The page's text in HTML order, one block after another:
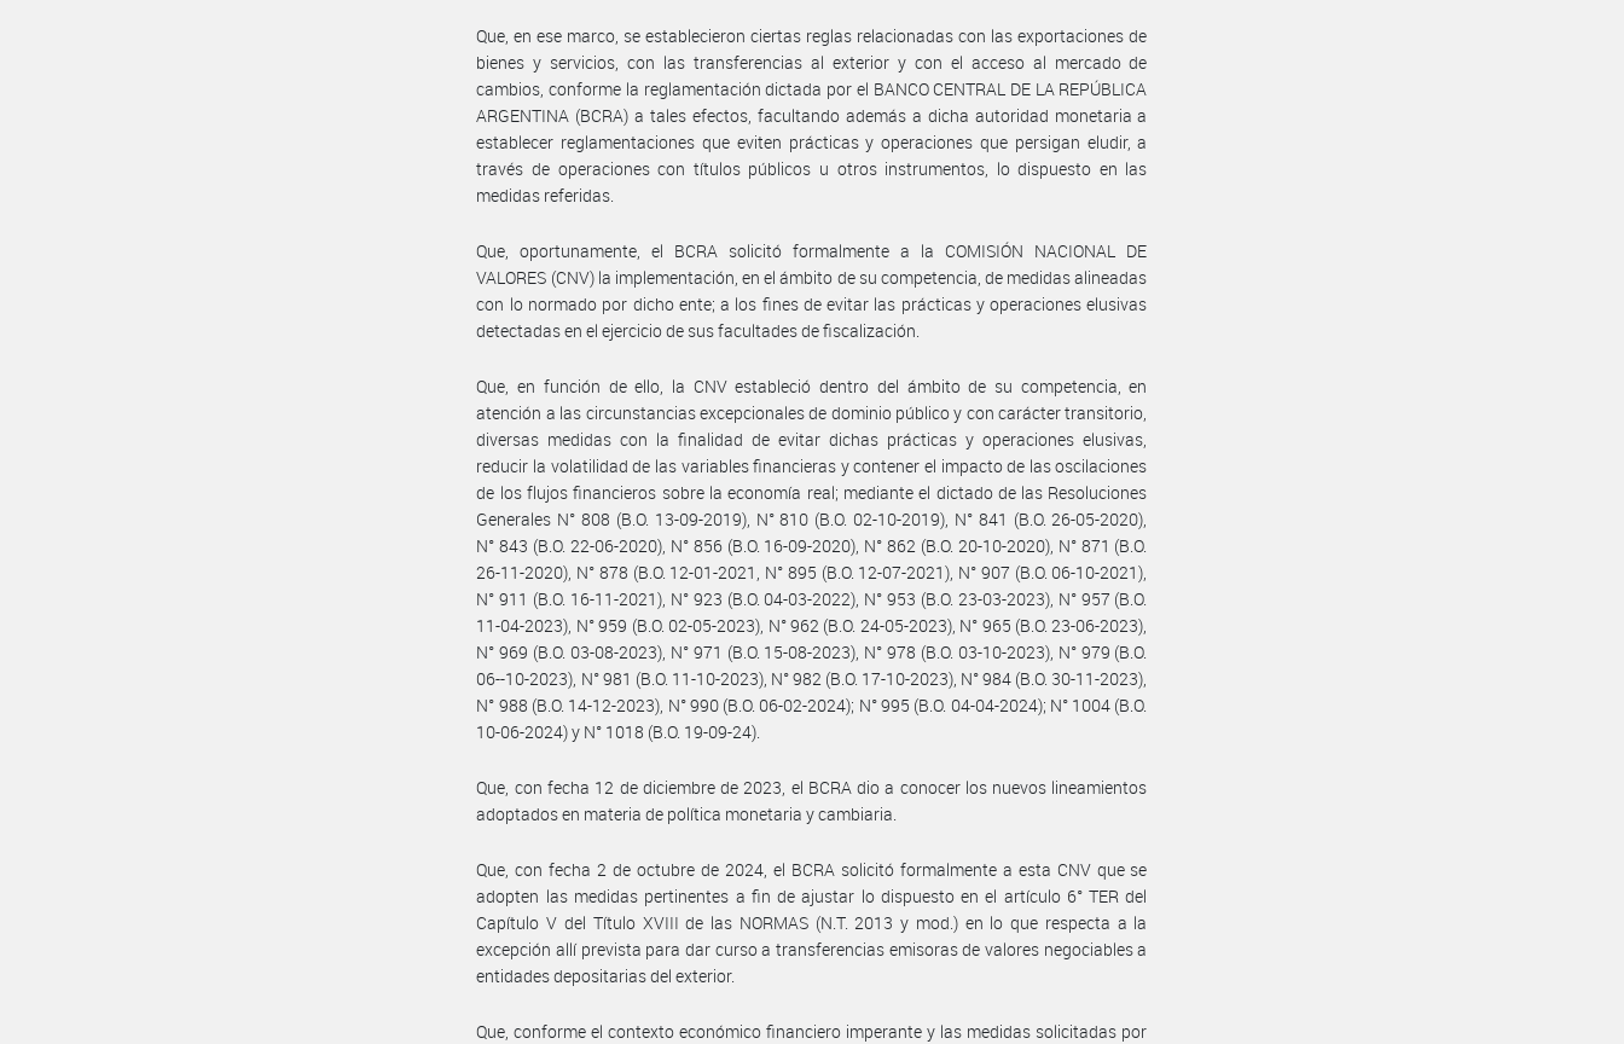
Que, en ese marco, se establecieron ciertas reglas relacionadas con las exportaciones de
bienes y servicios, con las transferencias al exterior y con el acceso al mercado de
cambios, conforme la reglamentación dictada por el BANCO CENTRAL DE LA REPÚBLICA
ARGENTINA (BCRA) a tales efectos, facultando además a dicha autoridad monetaria a
establecer reglamentaciones que eviten prácticas y operaciones que persigan eludir, a
través de operaciones con títulos públicos u otros instrumentos, lo dispuesto en las
medidas referidas.
Que, oportunamente, el BCRA solicitó formalmente a la COMISIÓN NACIONAL DE
VALORES (CNV) la implementación, en el ámbito de su competencia, de medidas alineadas
con lo normado por dicho ente; a los fines de evitar las prácticas y operaciones elusivas
detectadas en el ejercicio de sus facultades de fiscalización.
Que, en función de ello, la CNV estableció dentro del ámbito de su competencia, en
atención a las circunstancias excepcionales de dominio público y con carácter transitorio,
diversas medidas con la finalidad de evitar dichas prácticas y operaciones elusivas,
reducir la volatilidad de las variables financieras y contener el impacto de las oscilaciones
de los flujos financieros sobre la economía real; mediante el dictado de las Resoluciones
Generales N° 808 (B.O. 13-09-2019), N° 810 (B.O. 02-10-2019), N° 841 (B.O. 26-05-2020),
N° 843 (B.O. 22-06-2020), N° 856 (B.O. 16-09-2020), N° 862 (B.O. 20-10-2020), N° 871 (B.O.
26-11-2020), N° 878 (B.O. 12-01-2021, N° 895 (B.O. 12-07-2021), N° 907 (B.O. 06-10-2021),
N° 911 (B.O. 16-11-2021), N° 923 (B.O. 04-03-2022), N° 953 (B.O. 23-03-2023), N° 957 (B.O.
11-04-2023), N° 959 (B.O. 02-05-2023), N° 962 (B.O. 24-05-2023), N° 965 (B.O. 23-06-2023),
N° 969 (B.O. 03-08-2023), N° 971 (B.O. 15-08-2023), N° 978 (B.O. 03-10-2023), N° 979 (B.O.
06--10-2023), N° 981 (B.O. 11-10-2023), N° 982 (B.O. 17-10-2023), N° 984 (B.O. 30-11-2023),
N° 988 (B.O. 14-12-2023), N° 990 (B.O. 06-02-2024); N° 995 (B.O. 04-04-2024); N° 1004 (B.O.
10-06-2024) y N° 1018 (B.O. 19-09-24).
Que, con fecha 12 de diciembre de 2023, el BCRA dio a conocer los nuevos lineamientos
adoptados en materia de política monetaria y cambiaria.
Que, con fecha 2 de octubre de 2024, el BCRA solicitó formalmente a esta CNV que se
adopten las medidas pertinentes a fin de ajustar lo dispuesto en el artículo 6° TER del
Capítulo V del Título XVIII de las NORMAS (N.T. 2013 y mod.) en lo que respecta a la
excepción allí prevista para dar curso a transferencias emisoras de valores negociables a
entidades depositarias del exterior.
Que, conforme el contexto económico financiero imperante y las medidas solicitadas por